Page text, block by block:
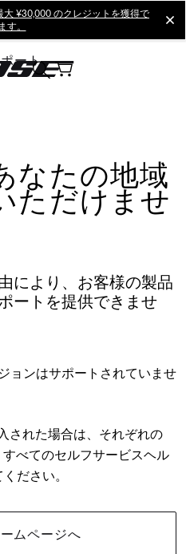
大 ¥30,000 のクレジットを獲得で
す。
ート
なたの地域
ただけませ
により、お客様の製品
ートを提供できませ
ョンはサポートされていませ
された場合は、それぞれの
べてのセルフサービスヘル
ださい。
ムページへ